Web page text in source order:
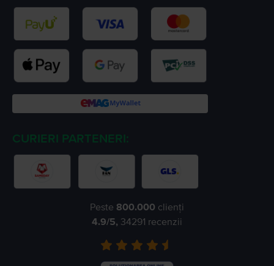
CURIERI PARTENERI:
Peste 800.000 clienți
4.9/5, 34291 recenzii